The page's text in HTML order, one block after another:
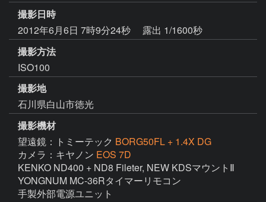
撮影日時
2012年6月6日 7時9分24秒
露出 1/1600秒
撮影方法
ISO100
撮影地
石川県白山市徳光
撮影機材
望遠鏡：トミーテック BORG50FL + 1.4X DG
カメラ：キヤノン EOS 7D
KENKO ND400 + ND8 Fileter, NEW KDSマウントⅡ
YONGNUM MC-36Rタイマーリモコン
手製外部電源ユニット